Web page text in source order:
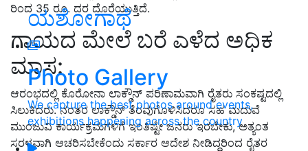
ಯಶೋಗಾಥೆ
Photo Gallery
We capture the best photos around events,
exhibitions happening across the country
ರಿಂದ 35 ರೂ. ದರ ದೊರೆಯುತ್ತಿದೆ.
ಗಾಯದ ಮೇಲೆ ಬರೆ ಎಳೆದ ಅಧಿಕ
ಮಾಸ:
ಆರಂಭದಲ್ಲಿ ಕೊರೋನಾ ಲಾಕ್ಡೌನ್ ಪರಿಣಾಮವಾಗಿ ರೈತರು ಸಂಕಷ್ಟದಲ್ಲಿ
ಸಿಲುಕಿದರು. ನಂತರ ಲಾಕ್ಡೌನ್ ತೆರವುಗೊಳಿಸಿದರೂ ಸಹ ಮದುವೆ
ಮುಂಜುವಿ ಕಾರ್ಯಕ್ರಮಗಳಿಗೆ ಇಂತಿಷ್ಟೇ ಜನರು ಇರಬೇಕು, ಅತ್ಯಂತ
ಸರಳವಾಗಿ ಆಚರಿಸಬೇಕೆಂದು ಸರ್ಕಾರ ಆದೇಶ ನೀಡಿದ್ದರಿಂದ ರೈತರ